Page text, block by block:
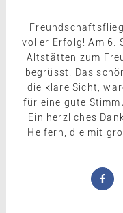
voller Erfolg! Am 6.
Altstätten zum
begrüsst. Das
die klare Sicht,
für eine gute
Ein herzliches
Helfern, die mit